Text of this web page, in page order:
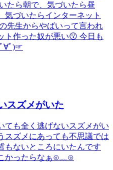
たら朝で、気づいたら昼
気づいたらインターネット
先生からやばいって言われ
ト作った奴が悪い😗 今日も
⁠∀ﾟ⁠)⁠☞
スズメがいた
ても全く逃げないスズメがい
スズメにあっても不思議では
もないところにいたんです
かったらなぁ⊙﹏⊙